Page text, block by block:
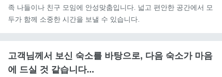
족 나들이나 친구 모임에 안성맞춤입니다. 넓고 편안한 공간에서 모
두가 함께 소중한 시간을 보낼 수 있습니다.
고객님께서 보신 숙소를 바탕으로, 다음 숙소가 마음
에 드실 것 같습니다...